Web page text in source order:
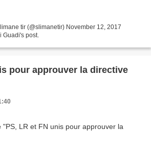
tir (@slimanetir) November 12, 2017
Guadi's post.
pour approuver la directive